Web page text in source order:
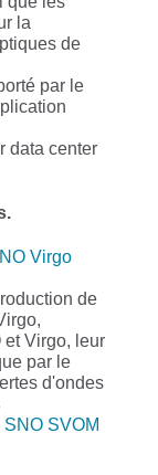
la
de
par le
data center
Virgo
de
et Virgo, leur
par le
d'ondes
SNO SVOM